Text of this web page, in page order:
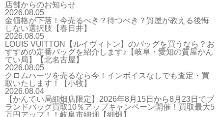
店舗からのお知らせ
2026.08.05
金価格が下落！今売るべき？待つべき？質屋が教える後悔
しない選択肢【春日井】
2026.08.05
LOUIS VUITTON【ルイヴィトン】のバッグを買うなら？お
すすめの定番バッグを紹介します♪【岐阜・愛知の質屋かん
てい局】【北名古屋】
2026.08.05
クロムハーツを売るなら今！インボイスなしでも査定・買
取いたします！【小牧】
2026.08.04
【かんてい局細畑店限定】2026年8月15日から8月23日でブ
ランドバッグ買取10％アップキャンペーン開催！買取最大5
万円アップ！！岐阜市細畑【細畑】